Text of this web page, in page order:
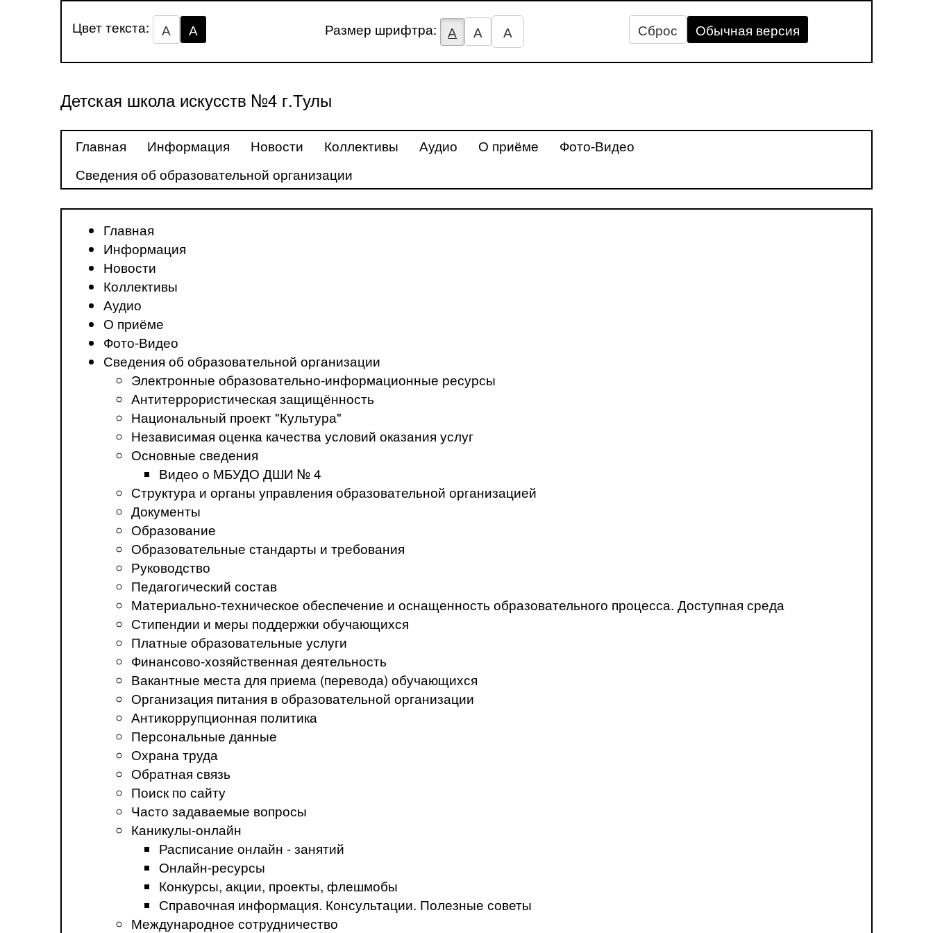
Цвет текста: А А Размер шрифтра: А А А Сброс Обычная версия
Детская школа искусств №4 г.Тулы
Главная Информация Новости Коллективы Аудио О приёме
Фото-Видео
Сведения об образовательной организации
Главная
Информация
Новости
Коллективы
Аудио
О приёме
Фото-Видео
Сведения об образовательной организации
Электронные образовательно-информационные ресурсы
Антитеррористическая защищённость
Национальный проект "Культура"
Независимая оценка качества условий оказания услуг
Основные сведения
Видео о МБУДО ДШИ № 4
Структура и органы управления образовательной организацией
Документы
Образование
Образовательные стандарты и требования
Руководство
Педагогический состав
Материально-техническое обеспечение и оснащенность образовательного процесса. Доступная среда
Стипендии и меры поддержки обучающихся
Платные образовательные услуги
Финансово-хозяйственная деятельность
Вакантные места для приема (перевода) обучающихся
Организация питания в образовательной организации
Антикоррупционная политика
Персональные данные
Охрана труда
Обратная связь
Поиск по сайту
Часто задаваемые вопросы
Каникулы-онлайн
Расписание онлайн - занятий
Онлайн-ресурсы
Конкурсы, акции, проекты, флешмобы
Справочная информация. Консультации. Полезные советы
Международное сотрудничество